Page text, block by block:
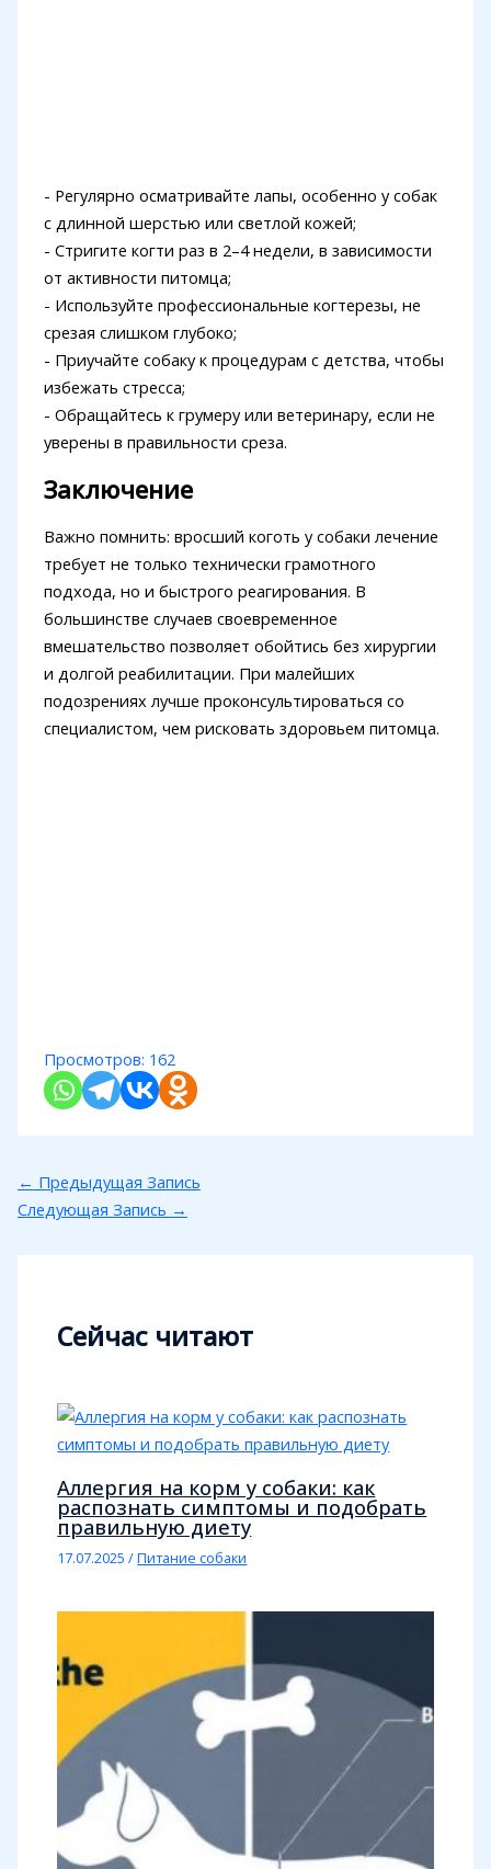
- Регулярно осматривайте лапы, особенно у собак
с длинной шерстью или светлой кожей;
- Стригите когти раз в 2–4 недели, в зависимости
от активности питомца;
- Используйте профессиональные когтерезы, не
срезая слишком глубоко;
- Приучайте собаку к процедурам с детства, чтобы
избежать стресса;
- Обращайтесь к грумеру или ветеринару, если не
уверены в правильности среза.
Заключение
Важно помнить: вросший коготь у собаки лечение
требует не только технически грамотного
подхода, но и быстрого реагирования. В
большинстве случаев своевременное
вмешательство позволяет обойтись без хирургии
и долгой реабилитации. При малейших
подозрениях лучше проконсультироваться со
специалистом, чем рисковать здоровьем питомца.
Просмотров: 162
← Предыдущая Запись
Следующая Запись →
Сейчас читают
Аллергия на корм у собаки: как
распознать симптомы и подобрать
правильную диету
17.07.2025/Питание собаки